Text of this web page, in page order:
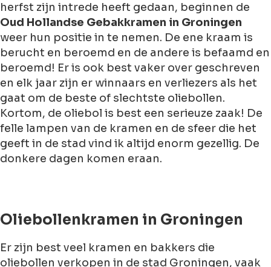
herfst zijn intrede heeft gedaan, beginnen de
Oud Hollandse Gebakkramen in Groningen
weer hun positie in te nemen. De ene kraam is
berucht en beroemd en de andere is befaamd en
beroemd! Er is ook best vaker over geschreven
en elk jaar zijn er winnaars en verliezers als het
gaat om de beste of slechtste oliebollen.
Kortom, de oliebol is best een serieuze zaak! De
felle lampen van de kramen en de sfeer die het
geeft in de stad vind ik altijd enorm gezellig. De
donkere dagen komen eraan.
Oliebollenkramen in Groningen
Er zijn best veel kramen en bakkers die
oliebollen verkopen in de stad Groningen, vaak